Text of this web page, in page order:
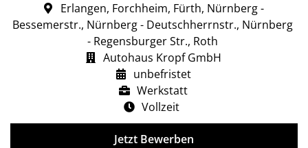
Erlangen, Forchheim, Fürth, Nürnberg -
Bessemerstr., Nürnberg - Deutschherrnstr., Nürnberg
- Regensburger Str., Roth
Autohaus Kropf GmbH
unbefristet
Werkstatt
Vollzeit
Jetzt Bewerben